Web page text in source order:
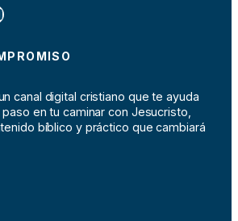
canal digital cristiano que te ayuda
en tu caminar con Jesucristo,
bíblico y práctico que cambiará